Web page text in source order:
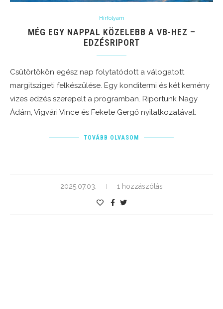
Hírfolyam
MÉG EGY NAPPAL KÖZELEBB A VB-HEZ –
EDZÉSRIPORT
Csütörtökön egész nap folytatódott a válogatott
margitszigeti felkészülése. Egy konditermi és két kemény
vizes edzés szerepelt a programban. Riportunk Nagy
Ádám, Vigvári Vince és Fekete Gergő nyilatkozatával:
TOVÁBB OLVASOM
2025.07.03. 1 hozzászólás